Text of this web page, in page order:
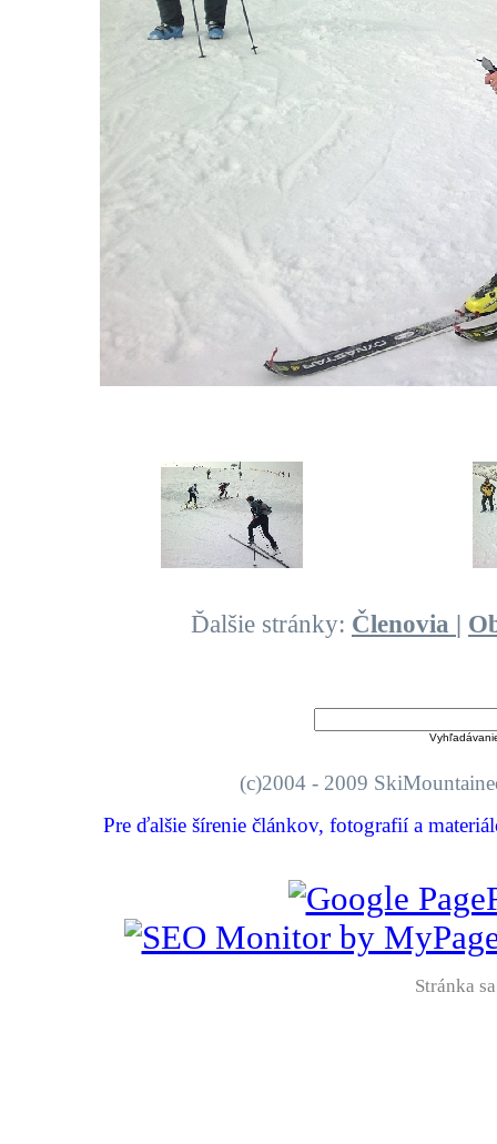
Ďalšie stránky: Členovia |
(c)2004 - 2009
Pre ďalšie šírenie článkov, fotografií a
Stránka